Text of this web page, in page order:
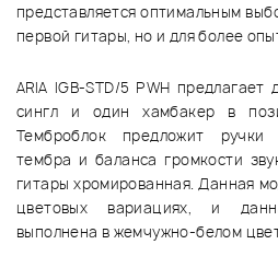
представляется оптимальным
первой гитары, но и для более
ARIA IGB-STD/5 PWH предлагает
сингл и один хамбакер в
Темброблок предложит ручки
тембра и баланса громкости
гитары хромированная. Данная
цветовых вариациях, и
выполнена в жемчужно-белом